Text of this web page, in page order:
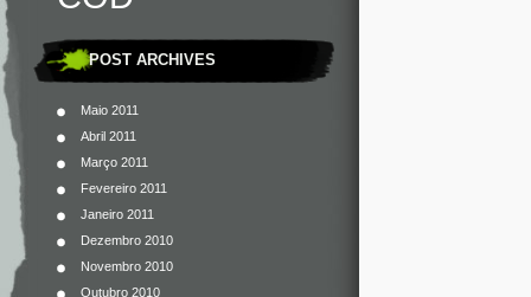
POST ARCHIVES
Maio 2011
Abril 2011
Março 2011
Fevereiro 2011
Janeiro 2011
Dezembro 2010
Novembro 2010
Outubro 2010